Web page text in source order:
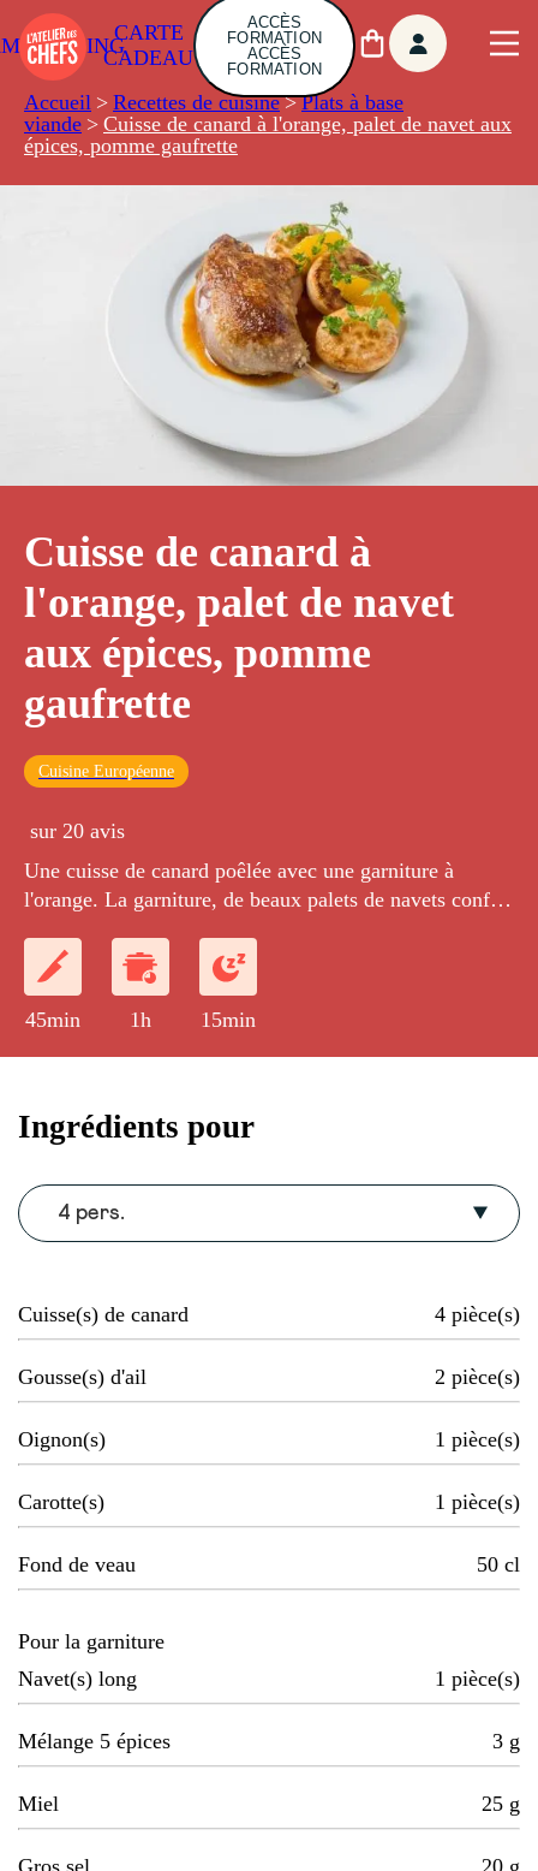
CARTE
CADEAU
ACCÈS
FORMATION
ACCÈS
FORMATION
Accueil > Recettes de cuisine > Plats à base
viande > Cuisse de canard à l'orange, palet de navet aux
épices, pomme gaufrette
Cuisse de canard à
l'orange, palet de navet
aux épices, pomme
gaufrette
Cuisine Européenne
sur 20 avis
Une cuisse de canard poêlée avec une garniture à
l'orange. La garniture, de beaux palets de navets confits
de terre taillées à la mandoline et cuites en friture.
45min 1h 15min
Ingrédients pour
4 pers.
Cuisse(s) de canard 4 pièce(s)
Gousse(s) d'ail 2 pièce(s)
Oignon(s) 1 pièce(s)
Carotte(s) 1 pièce(s)
Fond de veau 50 cl
Pour la garniture
Navet(s) long
1 pièce(s)
Mélange 5 épices 3 g
Miel 25 g